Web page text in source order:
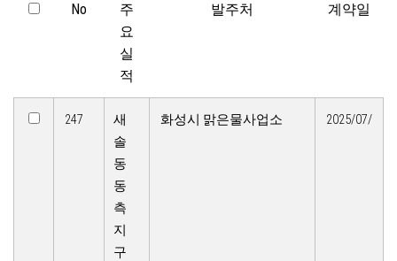
No
주
요
실
적
발주처 계약일
247
새
솔
동
동
측
지
구
화성시 맑은물사업소​ 2025/07/